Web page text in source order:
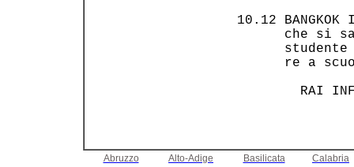
10.12
che si
studente
re a
RAI
Abruzzo Alto-Adige Basilicata
Calabria